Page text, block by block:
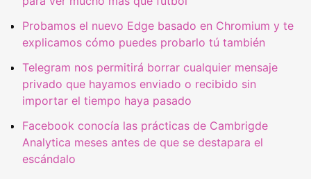
Probamos el nuevo Edge basado en Chromium y te
explicamos cómo puedes probarlo tú también
Telegram nos permitirá borrar cualquier mensaje
privado que hayamos enviado o recibido sin
importar el tiempo haya pasado
Facebook conocía las prácticas de Cambrigde
Analytica meses antes de que se destapara el
escándalo